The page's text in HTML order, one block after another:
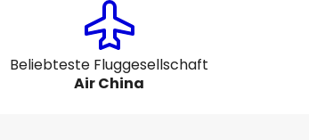
Beliebteste Fluggesellschaft
Air China